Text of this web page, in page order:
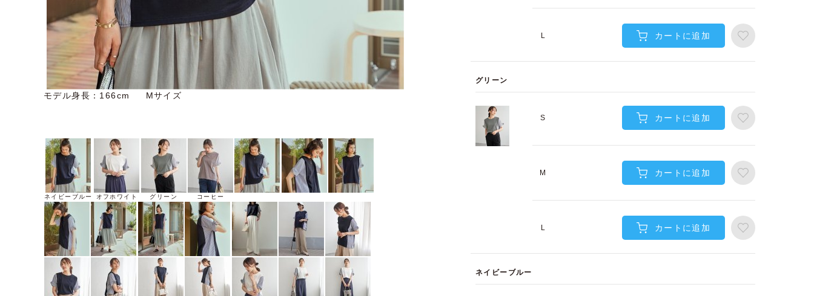
モデル身長：166cm Mサイズ
ネイビーブルー オフホワイト グリーン コーヒー
L カートに追加
グリーン
S カートに追加
M カートに追加
L カートに追加
ネイビーブルー